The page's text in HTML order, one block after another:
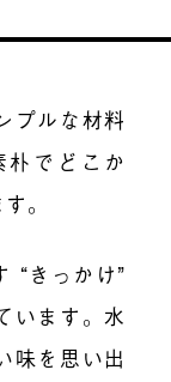
プルな材料
でどこか
。
“きっかけ”
います。水
味を思い出